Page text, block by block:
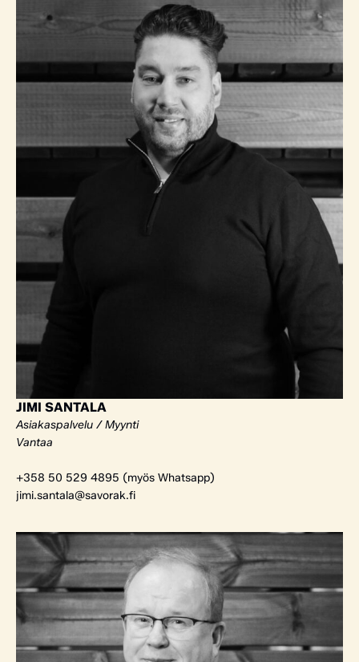
JIMI SANTALA
Asiakaspalvelu / Myynti
Vantaa
+358 50 529 4895 (myös Whatsapp)
jimi.santala@savorak.fi